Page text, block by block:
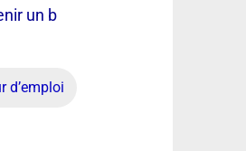
un b
d’emploi